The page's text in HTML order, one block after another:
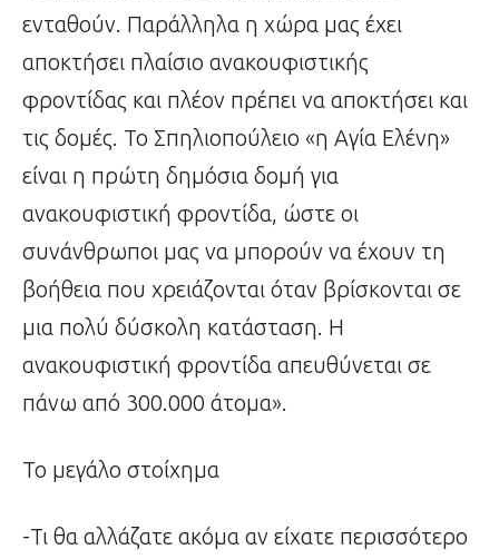
ενταθούν. Παράλληλα η χώρα μας έχει
αποκτήσει πλαίσιο ανακουφιστικής
φροντίδας και πλέον πρέπει να αποκτήσει και
τις δομές. Το Σπηλιοπούλειο «η Αγία Ελένη»
είναι η πρώτη δημόσια δομή για
ανακουφιστική φροντίδα, ώστε οι
συνάνθρωποι μας να μπορούν να έχουν τη
βοήθεια που χρειάζονται όταν βρίσκονται σε
μια πολύ δύσκολη κατάσταση. Η
ανακουφιστική φροντίδα απευθύνεται σε
πάνω από 300.000 άτομα».
Το μεγάλο στοίχημα
-Τι θα αλλάζατε ακόμα αν είχατε περισσότερο